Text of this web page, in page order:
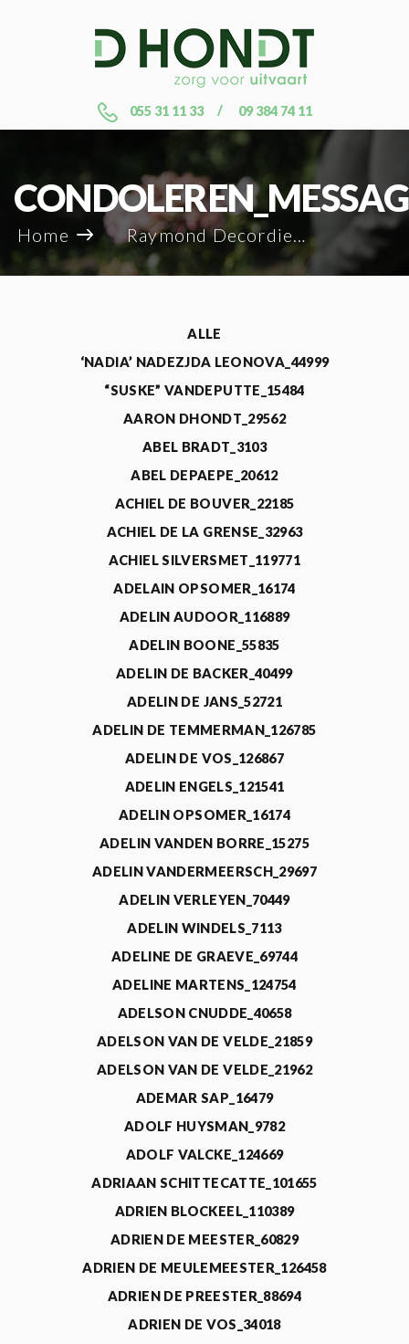
055 31 11 33 09 384 74 11
Home Raymond Decordier_94500
ALLE
‘NADIA’ NADEZJDA LEONOVA_44999
“SUSKE” VANDEPUTTE_15484
AARON DHONDT_29562
ABEL BRADT_3103
ABEL DEPAEPE_20612
ACHIEL DE BOUVER_22185
ACHIEL DE LA GRENSE_32963
ACHIEL SILVERSMET_119771
ADELAIN OPSOMER_16174
ADELIN AUDOOR_116889
ADELIN BOONE_55835
ADELIN DE BACKER_40499
ADELIN DE JANS_52721
ADELIN DE TEMMERMAN_126785
ADELIN DE VOS_126867
ADELIN ENGELS_121541
ADELIN OPSOMER_16174
ADELIN VANDEN BORRE_15275
ADELIN VANDERMEERSCH_29697
ADELIN VERLEYEN_70449
ADELIN WINDELS_7113
ADELINE DE GRAEVE_69744
ADELINE MARTENS_124754
ADELSON CNUDDE_40658
ADELSON VAN DE VELDE_21859
ADELSON VAN DE VELDE_21962
ADEMAR SAP_16479
ADOLF HUYSMAN_9782
ADOLF VALCKE_124669
ADRIAAN SCHITTECATTE_101655
ADRIEN BLOCKEEL_110389
ADRIEN DE MEESTER_60829
ADRIEN DE MEULEMEESTER_126458
ADRIEN DE PREESTER_88694
ADRIEN DE VOS_34018